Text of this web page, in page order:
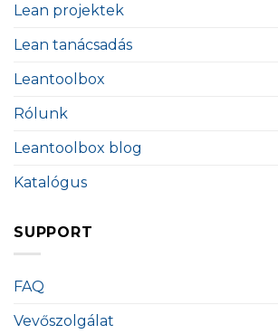
Lean projektek
Lean tanácsadás
Leantoolbox
Rólunk
Leantoolbox blog
Katalógus
SUPPORT
FAQ
Vevőszolgálat